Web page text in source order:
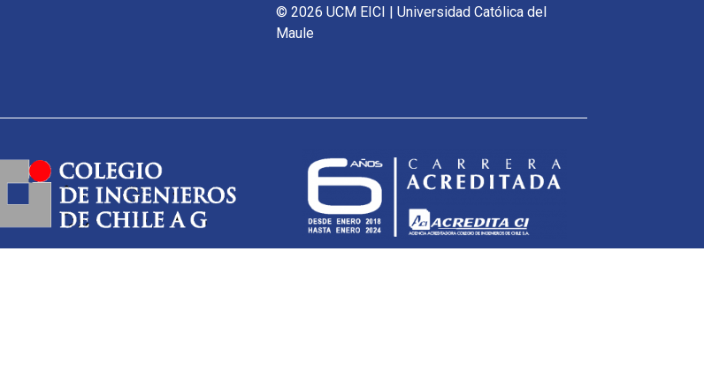
© 2026 UCM EICI | Universidad Católica del
Maule